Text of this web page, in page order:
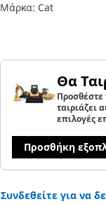
Μάρκα: Cat
Θα
Προσθέστε
ταιριάζει
επιλογές
Προσθήκη
Συνδεθείτε για να